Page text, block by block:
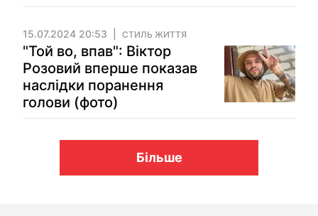
15.07.2024 20:53 СТИЛЬ ЖИТТЯ
"Той во, впав": Віктор
Розовий вперше показав
наслідки поранення
голови (фото)
Більше